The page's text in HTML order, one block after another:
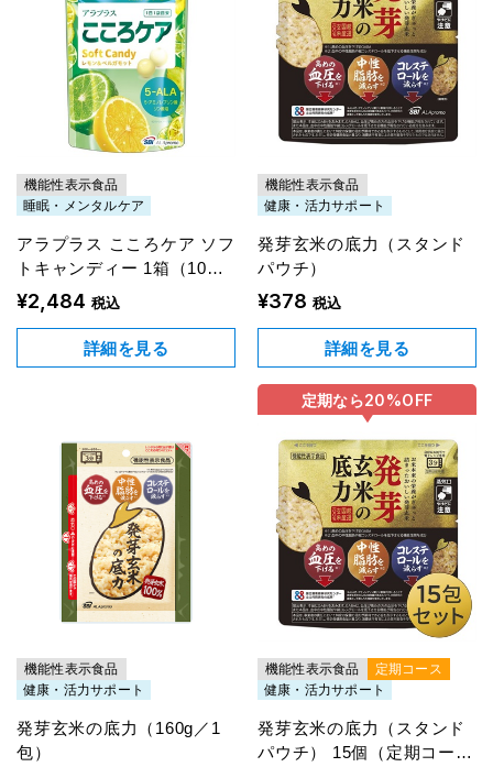
機能性表示食品
睡眠・メンタルケア
アラプラス こころケア ソフ
トキャンディー 1箱（10袋
入り）
¥2,484 税込
詳細を見る
機能性表示食品
健康・活力サポート
発芽玄米の底力（スタンド
パウチ）
¥378 税込
詳細を見る
機能性表示食品
健康・活力サポート
発芽玄米の底力（160g／1
包）
定期なら20%OFF
機能性表示食品
定期コース
健康・活力サポート
発芽玄米の底力（スタンド
パウチ） 15個（定期コー